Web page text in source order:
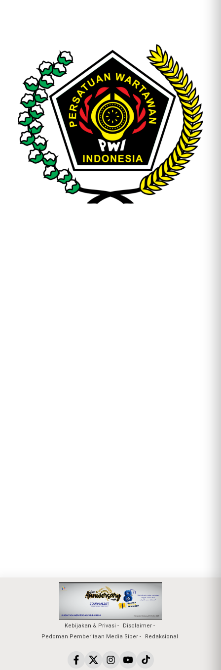
Kebijakan & Privasi
Disclaimer
Pedoman Pemberitaan Media Siber
Redaksional